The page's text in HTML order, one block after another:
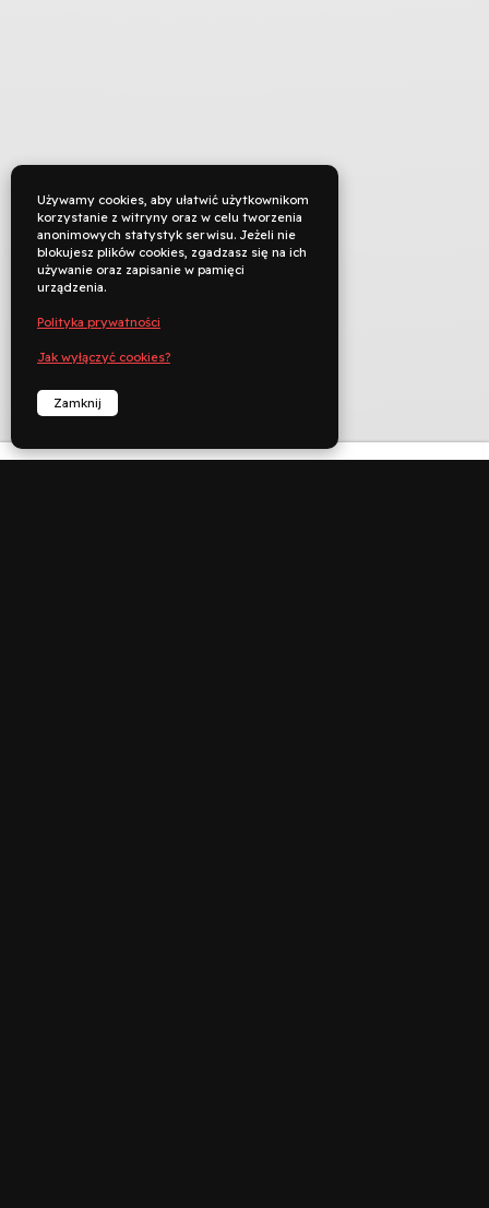
Używamy cookies, aby ułatwić użytkownikom
korzystanie z witryny oraz w celu tworzenia
anonimowych statystyk serwisu. Jeżeli nie
blokujesz plików cookies, zgadzasz się na ich
używanie oraz zapisanie w pamięci
urządzenia.
Polityka prywatności
Jak wyłączyć cookies?
Zamknij